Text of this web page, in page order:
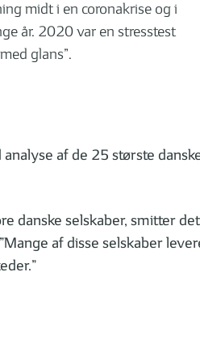
midt i en coronakrise og i
år. 2020 var en stresstest
glans”.
af de 25 største
danske selskaber, smitter
af disse selskaber